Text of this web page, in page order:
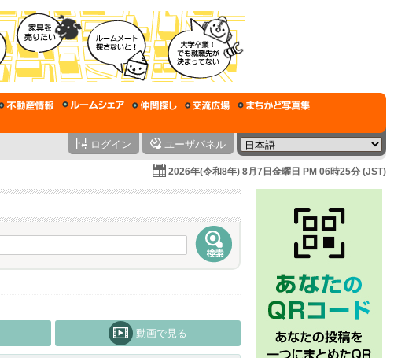
ログイン ユーザパネル
2026年(令和8年) 8月7日金曜日 PM 06時25分 (JST)
動画で見る